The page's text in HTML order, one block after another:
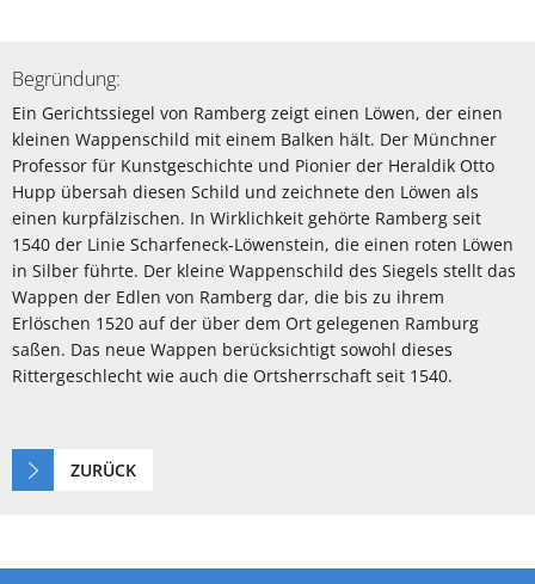
Begründung:
Ein Gerichtssiegel von Ramberg zeigt einen Löwen, der einen
kleinen Wappenschild mit einem Balken hält. Der Münchner
Professor für Kunstgeschichte und Pionier der Heraldik Otto
Hupp übersah diesen Schild und zeichnete den Löwen als
einen kurpfälzischen. In Wirklichkeit gehörte Ramberg seit
1540 der Linie Scharfeneck-Löwenstein, die einen roten Löwen
in Silber führte. Der kleine Wappenschild des Siegels stellt das
Wappen der Edlen von Ramberg dar, die bis zu ihrem
Erlöschen 1520 auf der über dem Ort gelegenen Ramburg
saßen. Das neue Wappen berücksichtigt sowohl dieses
Rittergeschlecht wie auch die Ortsherrschaft seit 1540.
ZURÜCK